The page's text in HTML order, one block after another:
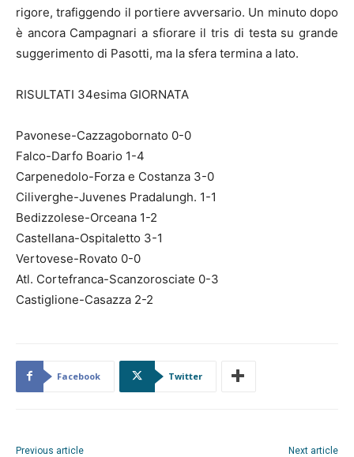
rigore, trafiggendo il portiere avversario. Un minuto dopo
è ancora Campagnari a sfiorare il tris di testa su grande
suggerimento di Pasotti, ma la sfera termina a lato.
RISULTATI 34esima GIORNATA
Pavonese-Cazzagobornato 0-0
Falco-Darfo Boario 1-4
Carpenedolo-Forza e Costanza 3-0
Ciliverghe-Juvenes Pradalungh. 1-1
Bedizzolese-Orceana 1-2
Castellana-Ospitaletto 3-1
Vertovese-Rovato 0-0
Atl. Cortefranca-Scanzorosciate 0-3
Castiglione-Casazza 2-2
Facebook Twitter
Previous article Next article